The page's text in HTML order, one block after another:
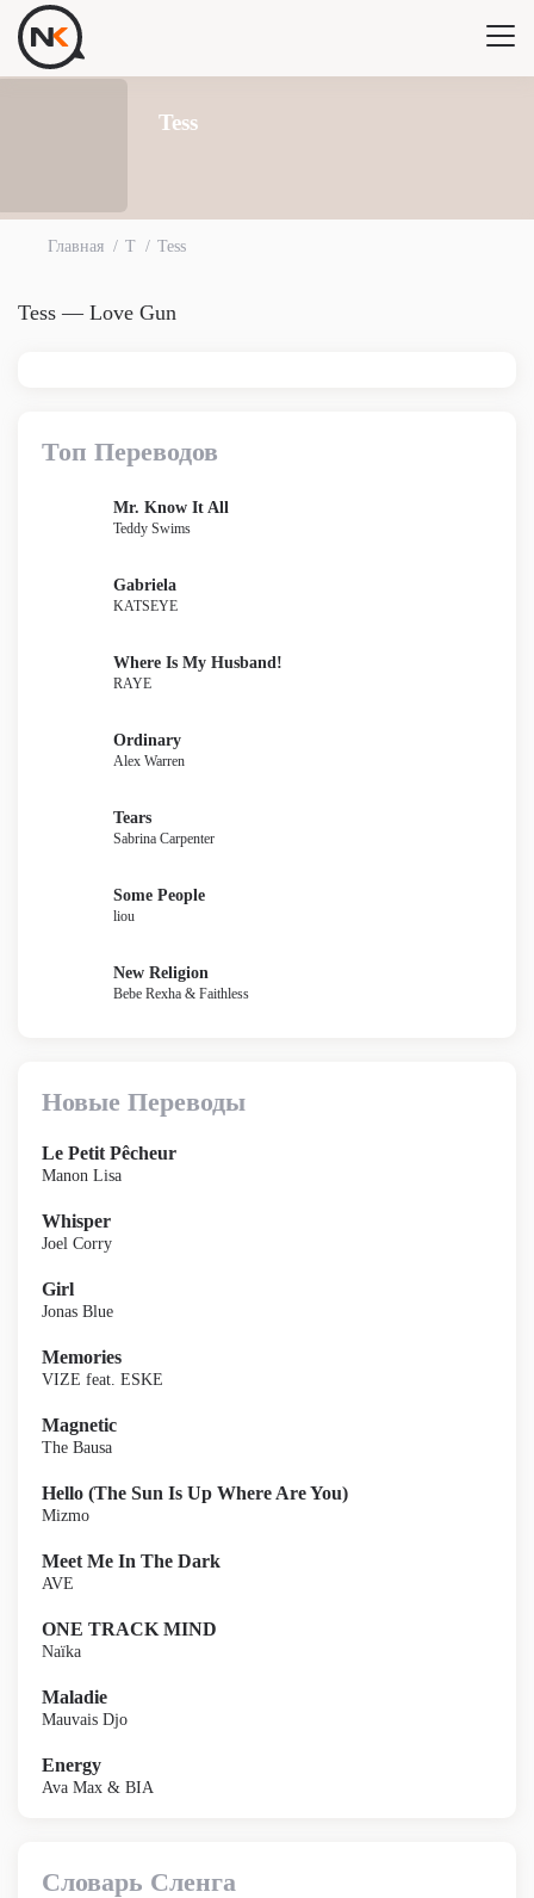
Tess
Главная T Tess
Tess — Love Gun
Топ Переводов
Mr. Know It All
Teddy Swims
Gabriela
KATSEYE
Where Is My Husband!
RAYE
Ordinary
Alex Warren
Tears
Sabrina Carpenter
Some People
liou
New Religion
Bebe Rexha & Faithless
Новые Переводы
Le Petit Pêcheur
Manon Lisa
Whisper
Joel Corry
Girl
Jonas Blue
Memories
VIZE feat. ESKE
Magnetic
The Bausa
Hello (The Sun Is Up Where Are You)
Mizmo
Meet Me In The Dark
AVE
ONE TRACK MIND
Naïka
Maladie
Mauvais Djo
Energy
Ava Max & BIA
Словарь Сленга